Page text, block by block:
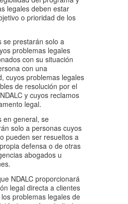
legales deben estar
o prioridad de los
se prestarán solo a
problemas legales
con su situación
con una
cuyos problemas legales
de resolución por el
y cuyos reclamos
legal.
en general, se
solo a personas cuyos
pueden ser resueltos a
defensa o de otras
abogados u
NDALC proporcionará
legal directa a clientes
problemas legales de